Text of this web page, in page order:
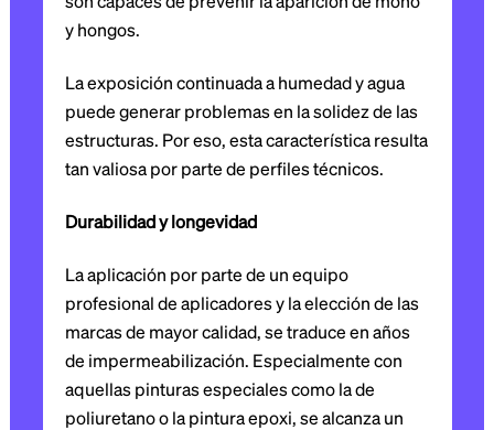
y hongos.
La exposición continuada a humedad y agua
puede generar problemas en la solidez de las
estructuras. Por eso, esta característica resulta
tan valiosa por parte de perfiles técnicos.
Durabilidad y longevidad
La aplicación por parte de un equipo
profesional de aplicadores y la elección de las
marcas de mayor calidad, se traduce en años
de impermeabilización. Especialmente con
aquellas pinturas especiales como la de
poliuretano o la pintura epoxi, se alcanza un